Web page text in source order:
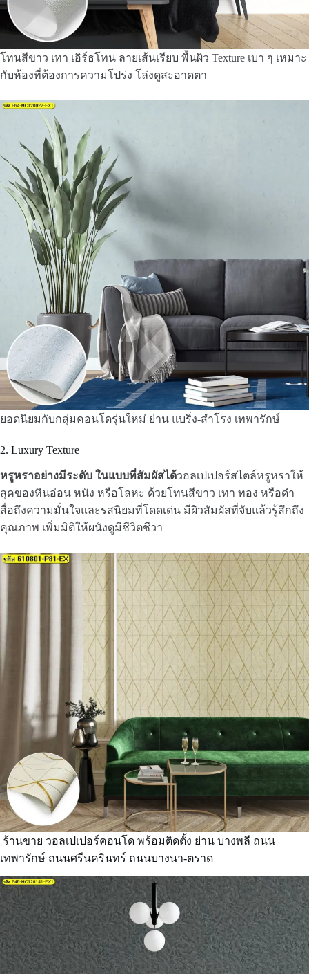
โทนสีขาว เทา เอิร์ธโทน ลายเส้นเรียบ พื้นผิว Texture เบา ๆ เหมาะ
กับห้องที่ต้องการความโปร่ง โล่งดูสะอาดตา
ยอดนิยมกับกลุ่มคอนโดรุ่นใหม่ ย่าน แบริ่ง-สำโรง เทพารักษ์
2. Luxury Texture
หรูหราอย่างมีระดับ ในแบบที่สัมผัสได้วอลเปเปอร์สไตล์หรูหราให้
ลุคของหินอ่อน หนัง หรือโลหะ ด้วยโทนสีขาว เทา ทอง หรือดำ
สื่อถึงความมั่นใจและรสนิยมที่โดดเด่น มีผิวสัมผัสที่จับแล้วรู้สึกถึง
คุณภาพ เพิ่มมิติให้ผนังดูมีชีวิตชีวา
ร้านขาย วอลเปเปอร์คอนโด พร้อมติดตั้ง ย่าน บางพลี ถนน
เทพารักษ์ ถนนศรีนครินทร์ ถนนบางนา-ตราด